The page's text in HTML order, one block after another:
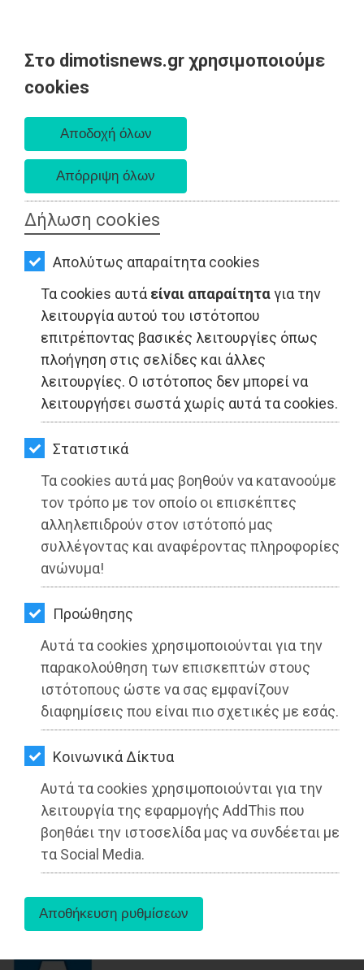
Στο dimotisnews.gr χρησιμοποιούμε
cookies
Δήλωση cookies
Απολύτως απαραίτητα cookies
Τα cookies αυτά είναι απαραίτηταγια την
λειτουργία αυτού του ιστότοπου
επιτρέποντας βασικές λειτουργίες όπως
πλοήγηση στις σελίδες και άλλες
λειτουργίες. Ο ιστότοπος δεν μπορεί να
λειτουργήσει σωστά χωρίς αυτά τα cookies.
Στατιστικά
Τα cookies αυτά μας βοηθούν να κατανοούμε
τον τρόπο με τον οποίο οι επισκέπτες
αλληλεπιδρούν στον ιστότοπό μας
συλλέγοντας και αναφέροντας πληροφορίες
ανώνυμα!
Προώθησης
Αυτά τα cookies χρησιμοποιούνται για την
παρακολούθηση των επισκεπτών στους
ιστότοπους ώστε να σας εμφανίζουν
διαφημίσεις που είναι πιο σχετικές με εσάς.
Kοινωνικά Δίκτυα
Αυτά τα cookies χρησιμοποιούνται για την
λειτουργία της εφαρμογής AddThis που
βοηθάει την ιστοσελίδα μας να συνδέεται με
τα Social Media.
AΡΧΙΚΗ
ΕΙΔΗΣΕΙΣ
ΠΟΛΙΤΙΚΗ
ΤΟΠΙΚΗ
ΑΥΤΟΔΙΟΙΚΗΣΗ
ΟΙΚΟΝΟΜΙΑ
ΑΘΛΗΤΙΣΜΟΣ
ΠΟΛΙΤΙΣΜΟΣ
ΣΠΙΤΙ-
ΚΗΠΟΣ
ΥΓΕΙΑ
LIFESTYLE
ΤΑΞΙΔΙΑ
ΕΞΟΔΟΣ
ΠΕΡΙΒΑΛΛΟΝ
ΚΑΤΟΙΚΙΔΙΟ
ΑΓΓΕΛΙΕΣ
ΕΦΗΜΕΡΙΔΕΣ
OΔΗΓΟΣ
ΑΓΟΡΑΣ
ΨΙΘΥΡΟΙ
ΑΠΟΣΤΟΛΗ
ΑΡΘΡΩΝ
ΠΟΛΙΤΙΚΗ - Ανατολική Αττική
Συνάντηση Καραούλη με τον Δήμαρχο
Διαβάστηκε 3183 φορές